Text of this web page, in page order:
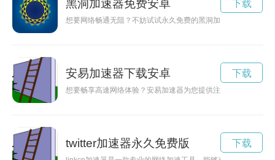
黑洞加速器免费安卓
想要网络畅通无阻？不妨试试永久免费的黑洞加速器，让你轻松
下载
安易加速器下载安卓
想要畅享高速网络体验？安易加速器为您提供注册365天会员的
下载
twitter加速器永久免费版 下载